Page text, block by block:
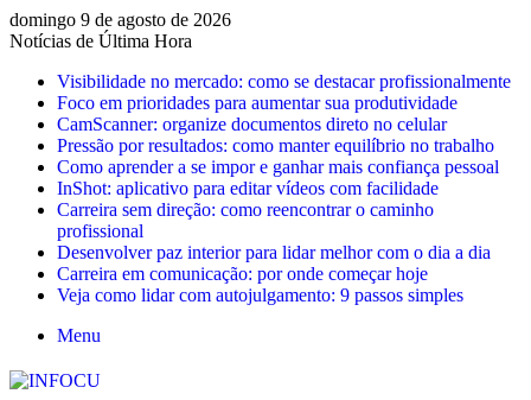
domingo 9 de agosto de 2026
Notícias de Última Hora
Visibilidade no mercado: como se destacar profissionalmente
Foco em prioridades para aumentar sua produtividade
CamScanner: organize documentos direto no celular
Pressão por resultados: como manter equilíbrio no trabalho
Como aprender a se impor e ganhar mais confiança pessoal
InShot: aplicativo para editar vídeos com facilidade
Carreira sem direção: como reencontrar o caminho
profissional
Desenvolver paz interior para lidar melhor com o dia a dia
Carreira em comunicação: por onde começar hoje
Veja como lidar com autojulgamento: 9 passos simples
Menu